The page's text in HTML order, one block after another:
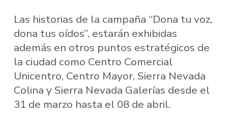
Las historias de la campaña “Dona tu voz,
dona tus oídos”, estarán exhibidas
además en otros puntos estratégicos de
la ciudad como Centro Comercial
Unicentro, Centro Mayor, Sierra Nevada
Colina y Sierra Nevada Galerías desde el
31 de marzo hasta el 08 de abril.